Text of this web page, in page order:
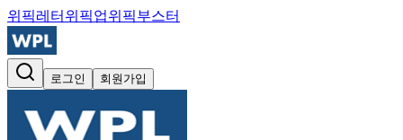
위픽레터 위픽업위픽부스터
로그인 회원가입